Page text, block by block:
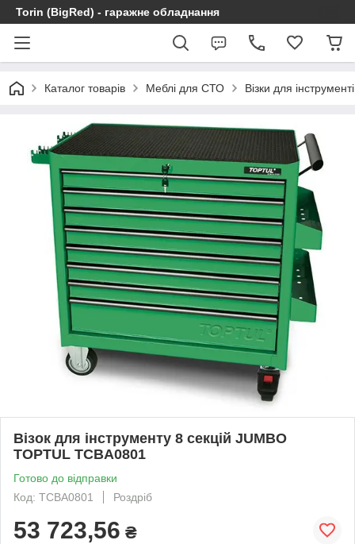
Torin (BigRed) - гаражне обладнання
Каталог товарів Меблі для СТО Візки для
Візок для інструменту 8 секцій JUMBO
TOPTUL TCBA0801
Готово до відправки
Код: TCBA0801
Роздріб
53 723,56 ₴